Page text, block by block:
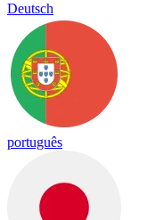
Deutsch
português